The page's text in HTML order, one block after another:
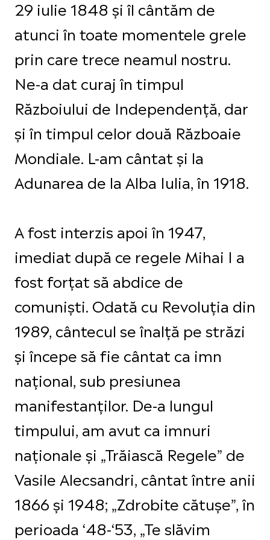
29 iulie 1848 și îl cântăm de
atunci în toate momentele grele
prin care trece neamul nostru.
Ne-a dat curaj în timpul
Războiului de Independenţă, dar
şi în timpul celor două Războaie
Mondiale. L-am cântat și la
Adunarea de la Alba Iulia, în 1918.
A fost interzis apoi în 1947,
imediat după ce regele Mihai I a
fost forțat să abdice de
comuniști. Odată cu Revoluția din
1989, cântecul se înalță pe străzi
și începe să fie cântat ca imn
național, sub presiunea
manifestanților. De-a lungul
timpului, am avut ca imnuri
naţionale şi „Trăiască Regele” de
Vasile Alecsandri, cântat între anii
1866 și 1948; „Zdrobite cătuşe”, în
perioada ‘48-‘53, „Te slăvim